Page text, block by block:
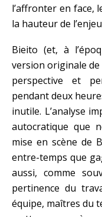
l’affronter en face,
la hauteur de
Bieito (et, à
version originale de
perspective et
pendant deux
inutile. L’analyse
autocratique que
mise en scène de
entre-temps que
aussi, comme
pertinence du
équipe, maîtres du